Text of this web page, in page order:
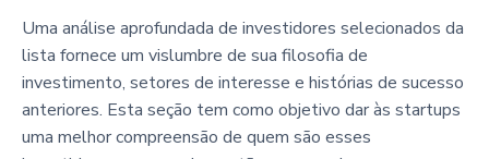
Uma análise aprofundada de investidores selecionados da
lista fornece um vislumbre de sua filosofia de
investimento, setores de interesse e histórias de sucesso
anteriores. Esta seção tem como objetivo dar às startups
uma melhor compreensão de quem são esses